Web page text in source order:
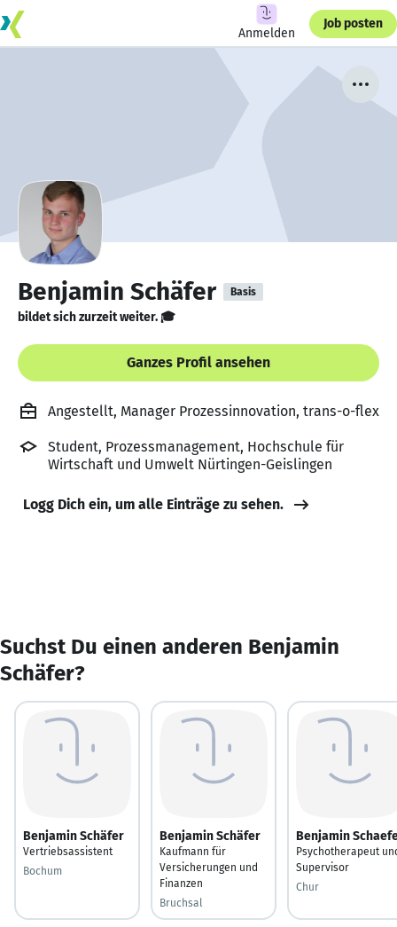
Anmelden
Job posten
Benjamin Schäfer Basis
bildet sich zurzeit weiter. 🎓
Ganzes Profil ansehen
Angestellt, Manager Prozessinnovation, trans-o-flex
Student, Prozessmanagement, Hochschule für
Wirtschaft und Umwelt Nürtingen-Geislingen
Logg Dich ein, um alle Einträge zu sehen.
Suchst Du einen anderen Benjamin
Schäfer?
Benjamin Schäfer
Vertriebsassistent
Bochum
Benjamin Schäfer
Kaufmann für
Versicherungen und
Finanzen
Bruchsal
Benjamin
Psychotherapeut
Supervisor
Chur